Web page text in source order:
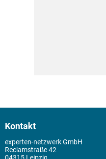
Kontakt
experten-netzwerk GmbH
Reclamstraße 42
04315 Leipzig